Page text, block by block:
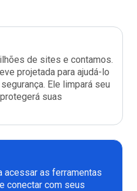
de sites e contamos.
projetada para ajudá-lo
Ele limpará seu
suas
acessar as ferramentas
conectar com seus